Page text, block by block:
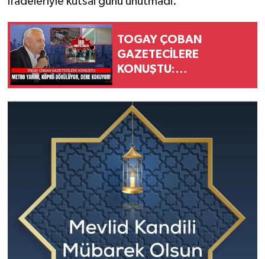
TOGAY ÇOBAN
GAZETECİLERE
KONUŞTU:
YARIM, KÖPRÜ
DÖKÜLÜYOR, DERE
KOKUYOR!